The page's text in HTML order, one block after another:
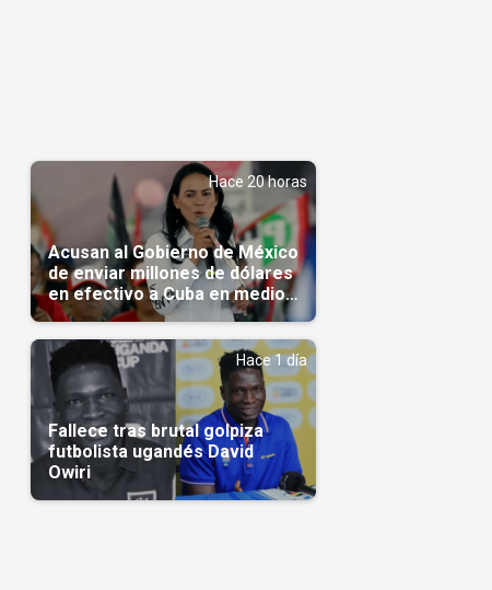
Hace 20 horas
Acusan al Gobierno de México
de enviar millones de dólares
en efectivo a Cuba en medio
de la crisis de la Isla
Hace 1 día
Fallece tras brutal golpiza
futbolista ugandés David
Owiri